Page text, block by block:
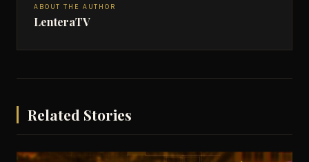
ABOUT THE AUTHOR
LenteraTV
Related Stories